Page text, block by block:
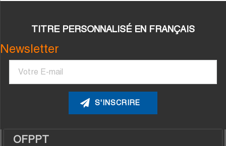
TITRE PERSONNALISÉ EN FRANÇAIS
Newsletter
Courriel
OFPPT